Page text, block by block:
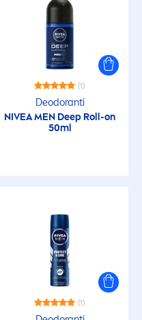
(1)
Deodoranti
NIVEAMEN Deep Roll-on
50ml
(1)